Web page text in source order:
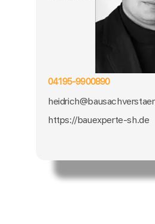
04195-9900890
https://bauexperte-sh.de